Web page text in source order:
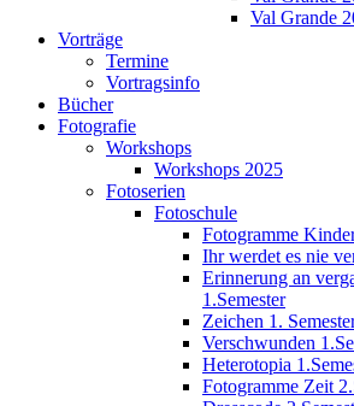
Val Grande
Vorträge
Termine
Vortragsinfo
Bücher
Fotografie
Workshops
Workshops 2025
Fotoserien
Fotoschule
Fotogramme
Ihr werdet es nie
Erinnerung an
1.Semester
Zeichen 1.
Verschwunden
Heterotopia
Fotogramme Zeit